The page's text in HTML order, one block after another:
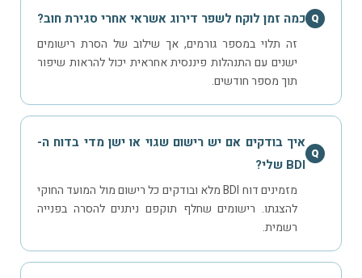
Q כמה זמן לוקח לשפר דירוג אשראי אחרי סגירת חוב?
זה תלוי במספר גורמים, אך שילוב של הסרת רישומים
ישנים עם התנהלות פיננסית אחראית יכול להראות שיפור
תוך מספר חודשים.
Q
איך בודקים אם יש רישום שגוי או ישן מדי בדוח ה-
BDI שלי?
מזמינים דוח BDI מלא ובודקים כל רישום מול המועד החוקי
להצגתו. רישומים שחלף תוקפם ניתנים להסרה בפנייה
רשמית.